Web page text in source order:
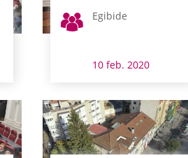
Egibide
10 feb. 2020